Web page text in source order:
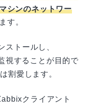
シンのネットワー
す。
ストールし、
視することが目的で
割愛します。
クライアント